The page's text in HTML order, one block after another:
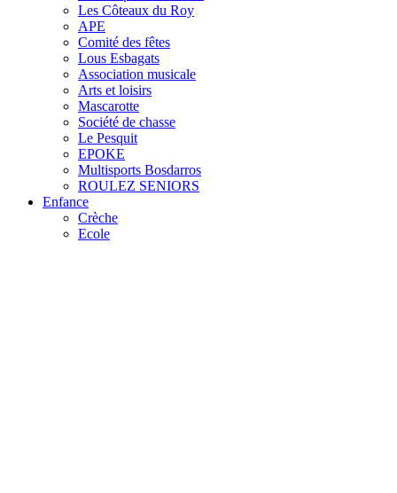
Les Côteaux du Roy
APE
Comité des fêtes
Lous Esbagats
Association musicale
Arts et loisirs
Mascarotte
Société de chasse
Le Pesquit
EPOKE
Multisports Bosdarros
ROULEZ SENIORS
Enfance
Crèche
Ecole